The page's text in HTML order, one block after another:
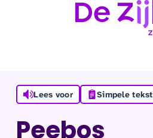
Lees voor Simpele tekst
Peebos